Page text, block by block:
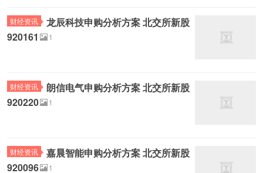
财经资讯
龙辰科技申购分析方案 北交所新股
920161
1
财经资讯
朗信电气申购分析方案 北交所新股
920220
1
财经资讯
嘉晨智能申购分析方案 北交所新股
920096
1